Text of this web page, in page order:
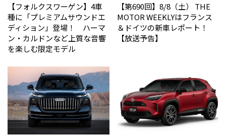
【フォルクスワーゲン】4車
種に「プレミアムサウンドエ
ディション」登場！ ハーマ
ン・カルドンなど上質な音響
を楽しむ限定モデル
【第690回】8/8（土） THE
MOTOR WEEKLYはフランス
＆ドイツの新車レポート！
【放送予告】